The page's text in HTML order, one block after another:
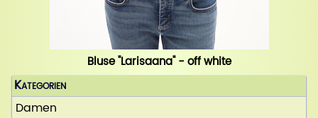
Bluse "Larisaana" - off white
Kategorien
Damen